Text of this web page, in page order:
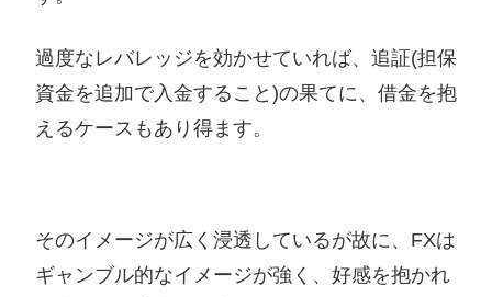
過度なレバレッジを効かせていれば、追証(担保
資金を追加で入金すること)の果てに、借金を抱
えるケースもあり得ます。
そのイメージが広く浸透しているが故に、FXは
ギャンブル的なイメージが強く、好感を抱かれ